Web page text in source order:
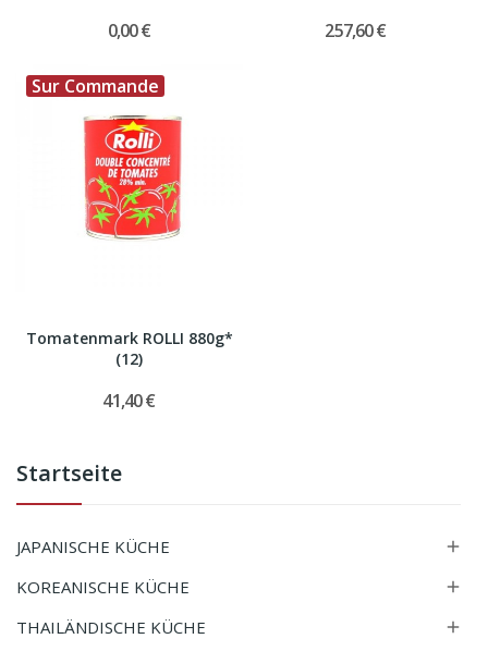
Startseite
JAPANISCHE KÜCHE 
KOREANISCHE KÜCHE 
THAILÄNDISCHE KÜCHE 
0,00 € 257,60 €
Sur Commande
Tomatenmark ROLLI 880g*
(12)
41,40 €